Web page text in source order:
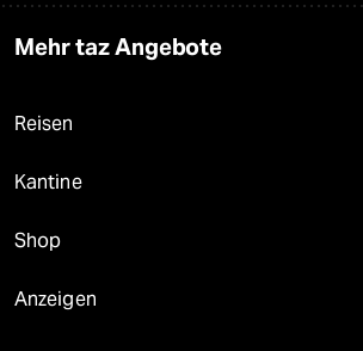
Mehr taz Angebote
Reisen
Kantine
Shop
Anzeigen